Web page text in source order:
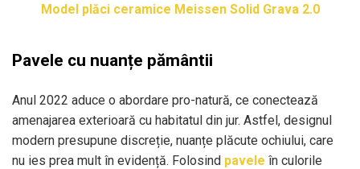
Model plăci ceramice Meissen Solid Grava 2.0
Pavele cu nuanțe pământii
Anul 2022 aduce o abordare pro-natură, ce conectează
amenajarea exterioară cu habitatul din jur. Astfel, designul
modern presupune discreție, nuanțe plăcute ochiului, care
nu ies prea mult în evidență. Folosind pavele în culorile